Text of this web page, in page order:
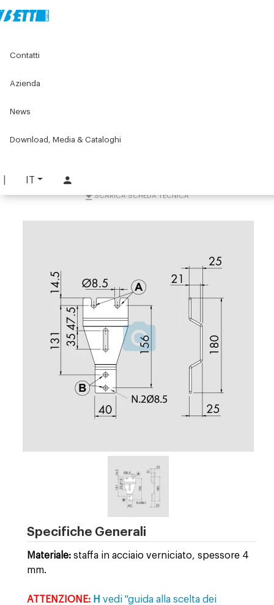
IT
Contatti
Azienda
News
Download, Media & Cataloghi
Accessori per nastri trasportatori
Staffa di fissaggio 90x45
SCARICA SCHEDA TECNICA
Specifiche Generali
Materiale: staffa in acciaio verniciato, spessore 4
mm.
ATTENZIONE: H vedi "guida alla scelta dei